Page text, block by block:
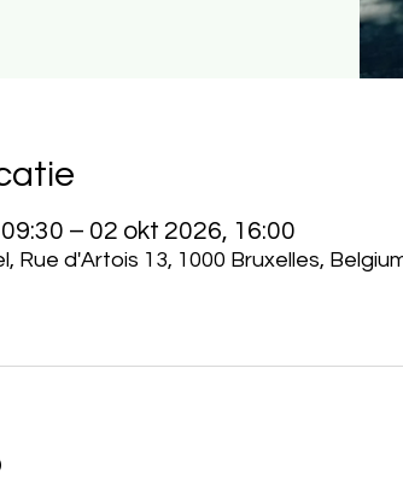
– 02 okt 2026, 16:00
Rue d'Artois 13, 1000 Bruxelles,